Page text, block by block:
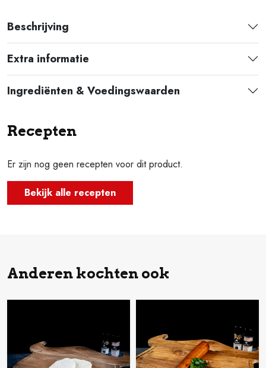
Beschrijving
Extra informatie
Ingrediënten & Voedingswaarden
Recepten
Er zijn nog geen recepten voor dit product.
Bekijk alle recepten
Anderen kochten ook